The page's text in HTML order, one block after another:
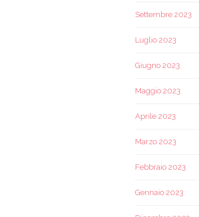
Settembre 2023
Luglio 2023
Giugno 2023
Maggio 2023
Aprile 2023
Marzo 2023
Febbraio 2023
Gennaio 2023